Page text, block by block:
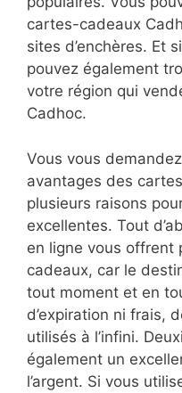
cartes-cadeaux
sites d’enchères. Et
pouvez également
votre région qui
Cadhoc.
Vous vous
avantages des
plusieurs raisons
excellentes. Tout
en ligne vous offrent
cadeaux, car le
tout moment et en
d’expiration ni frais,
utilisés à l’infini.
également un
l’argent. Si vous